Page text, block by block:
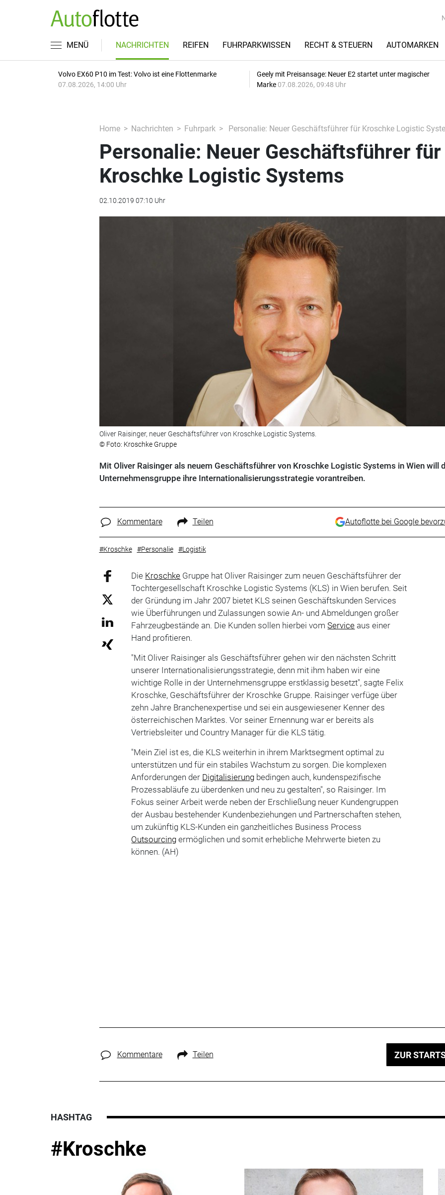
MENÜ NACHRICHTEN REIFEN FUHRPARKWISSEN RECHT & STEUERN AUTOMARKEN
Volvo EX60 P10 im Test: Volvo ist eine Flottenmarke
07.08.2026, 14:00 Uhr
Geely mit Preisansage: Neuer E2 startet unter magischer
Marke 07.08.2026, 09:48 Uhr
Home Nachrichten Fuhrpark Personalie: Neuer Geschäftsführer für Kroschke Logistic
Personalie: Neuer Geschäftsführer für
Kroschke Logistic Systems
02.10.2019 07:10 Uhr
Oliver Raisinger, neuer Geschäftsführer von Kroschke Logistic Systems.
© Foto: Kroschke Gruppe
Mit Oliver Raisinger als neuem Geschäftsführer von Kroschke Logistic Systems in Wien will
Unternehmensgruppe ihre Internationalisierungsstrategie vorantreiben.
Kommentare Teilen Autoflotte bei Google
#Kroschke #Personalie #Logistik
Die Kroschke Gruppe hat Oliver Raisinger zum neuen Geschäftsführer der
Tochtergesellschaft Kroschke Logistic Systems (KLS) in Wien berufen. Seit
der Gründung im Jahr 2007 bietet KLS seinen Geschäftskunden Services
wie Überführungen und Zulassungen sowie An- und Abmeldungen großer
Fahrzeugbestände an. Die Kunden sollen hierbei vomService aus einer
Hand profitieren.
"Mit Oliver Raisinger als Geschäftsführer gehen wir den nächsten Schritt
unserer Internationalisierungsstrategie, denn mit ihm haben wir eine
wichtige Rolle in der Unternehmensgruppe erstklassig besetzt", sagte Felix
Kroschke, Geschäftsführer der Kroschke Gruppe. Raisinger verfüge über
zehn Jahre Branchenexpertise und sei ein ausgewiesener Kenner des
österreichischen Marktes. Vor seiner Ernennung war er bereits als
Vertriebsleiter und Country Manager für die KLS tätig.
"Mein Ziel ist es, die KLS weiterhin in ihrem Marktsegment optimal zu
unterstützen und für ein stabiles Wachstum zu sorgen. Die komplexen
Anforderungen der Digitalisierung bedingen auch, kundenspezifische
Prozessabläufe zu überdenken und neu zu gestalten", so Raisinger. Im
Fokus seiner Arbeit werde neben der Erschließung neuer Kundengruppen
der Ausbau bestehender Kundenbeziehungen und Partnerschaften stehen,
um zukünftig KLS-Kunden ein ganzheitliches Business Process
Outsourcing ermöglichen und somit erhebliche Mehrwerte bieten zu
können. (AH)
Kommentare Teilen ZUR
HASHTAG
#Kroschke